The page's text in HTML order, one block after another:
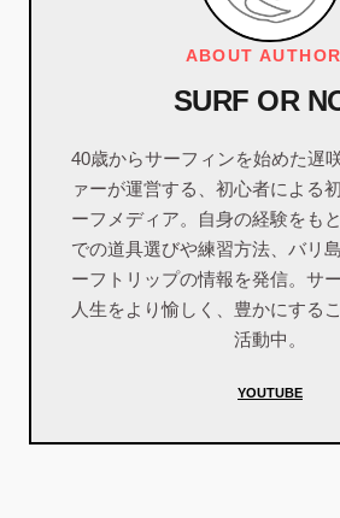
ABOUT
SURF OR
40歳からサーフィンを始めた遅
ァーが運営する、初心者による
ーフメディア。自身の経験をも
での道具選びや練習方法、バリ
ーフトリップの情報を発信。サ
人生をより愉しく、豊かにする
活動中。
YOUTUBE